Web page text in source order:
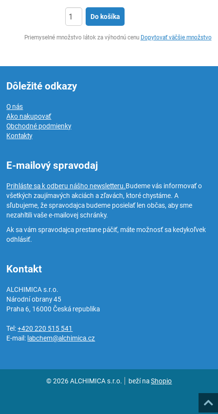
Do košíka
Priemyselné množstvo látok za výhodnú cenu Dopytovať väčšie množstvo
Dôležité odkazy
O nás
Ako nakupovať
Obchodné podmienky
Kontakty
E-mailový spravodaj
Prihláste sa k odberu nášho newsletteru.Budeme vás informovať o
všetkých zaujímavých akciách a zľavách, ktoré chystáme. A
sľubujeme, že spravodajca budeme posielať len občas, aby sme
nezahltili vaše e-mailovej schránky.
Ak sa vám spravodajca prestane páčiť, máte možnosť sa kedykoľvek
odhlásiť.
Kontakt
ALCHIMICA s.r.o.
Národní obrany 45
Praha 6, 16000Česká republika
Tel:+420 220 515 541
E-mail: labchem@alchimica.cz
© 2026 ALCHIMICA s.r.o. beží naShopio
Hore